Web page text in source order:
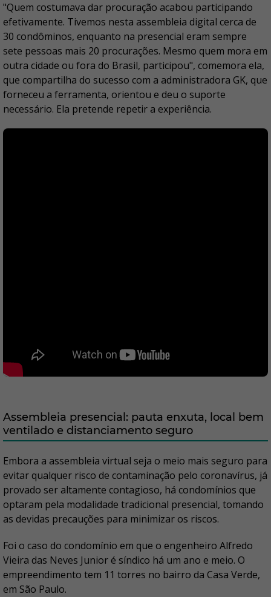
"Quem costumava dar procuração acabou participando
efetivamente. Tivemos nesta assembleia digital cerca de
30 condôminos, enquanto na presencial eram sempre
sete pessoas mais 20 procurações. Mesmo quem mora em
outra cidade ou fora do Brasil, participou", comemora ela,
que compartilha do sucesso com a administradora GK, que
forneceu a ferramenta, orientou e deu o suporte
necessário. Ela pretende repetir a experiência.
Assembleia presencial: pauta enxuta, local bem
ventilado e distanciamento seguro
Embora a assembleia virtual seja o meio mais seguro para
evitar qualquer risco de contaminação pelo coronavírus, já
provado ser altamente contagioso, há condomínios que
optaram pela modalidade tradicional presencial, tomando
as devidas precauções para minimizar os riscos.
Foi o caso do condomínio em que o engenheiro Alfredo
Vieira das Neves Junior é síndico há um ano e meio. O
empreendimento tem 11 torres no bairro da Casa Verde,
em São Paulo.